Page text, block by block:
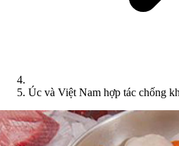
Úc và Việt Nam hợp tác chống